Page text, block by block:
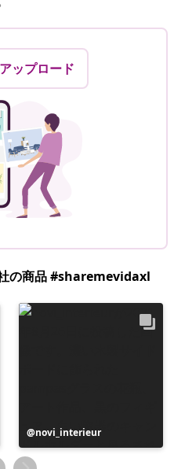
ップロード
の商品 #sharemevidaxl
投
稿
者
novi_interieur